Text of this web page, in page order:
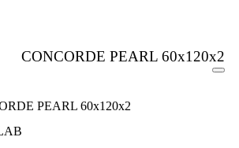
CONCORDE PEARL 60x120x2
PEARL 60x120x2